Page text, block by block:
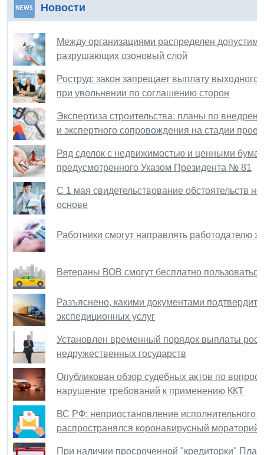
Новости
Между организациями распределен
разрушающих озоновый слой
Роструд: закон запрещает выплату выходного
при увольнении по соглашению сторон
Экспертиза строительства: планы по
и экспертного сопровождения на стадии
Ряд сделок с недвижимостью и ценными
предусмотренного Указом Президента № 81
С 1 мая свидетельствование обстоятельств
основе
Работники смогут направлять работодателю
Ветераны ВОВ смогут бесплатно
Разъяснено, какими документами
экспедиционных услуг
Установлен временный порядок выплаты
недружественных государств
Опубликован обзор судебных актов по
нарушение требований к применению ККТ
ВС РФ: неприостановление исполнительного
распространялся коронавирусный мораторий
При наличии просроченной "кредиторки"